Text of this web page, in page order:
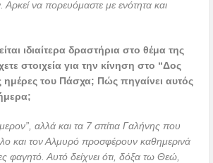
να πορευόμαστε με ενότητα και
ιδιαίτερα δραστήρια στο θέμα της
στοιχεία για την κίνηση στο “Δος
ημέρες του Πάσχα; Πώς πηγαίνει αυτός
αλλά και τα 7 σπίτια Γαλήνης που
και τον Αλμυρό προσφέρουν καθημερινά
φαγητό. Αυτό δείχνει ότι, δόξα τω Θεώ,